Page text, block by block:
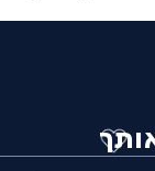
אותך